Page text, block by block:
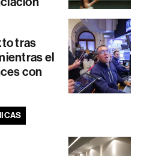
tras
el
con